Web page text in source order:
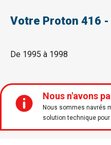
Votre Proton 416 -
De 1995 à 1998
Nous n'avons
Nous sommes navrés
solution technique